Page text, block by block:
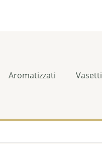
Aromatizzati Vasetti